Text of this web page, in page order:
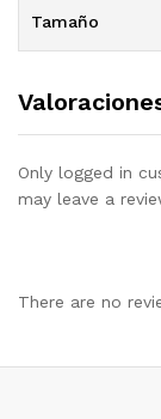
Tamaño
Only logged in
may leave a
There are no